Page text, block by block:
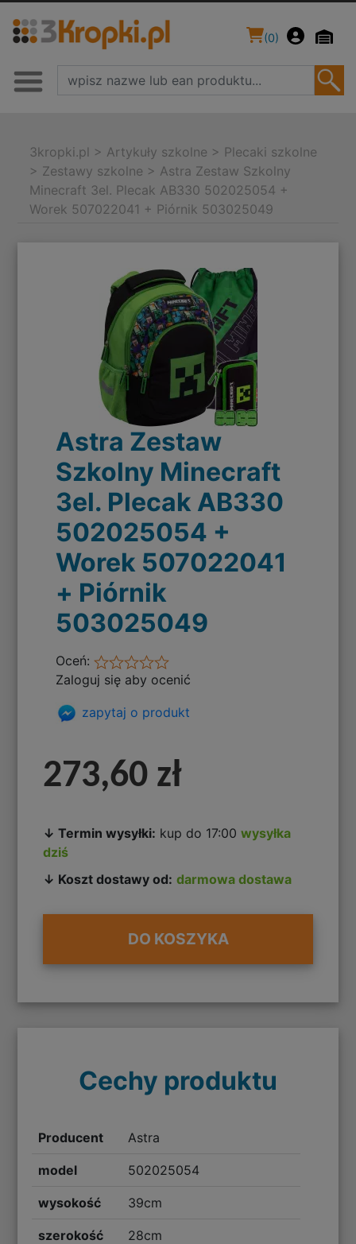
(0)
3kropki.pl > Artykuły szkolne > Plecaki szkolne
> Zestawy szkolne > Astra Zestaw Szkolny
Minecraft 3el. Plecak AB330 502025054 +
Worek 507022041 + Piórnik 503025049
Astra Zestaw
Szkolny Minecraft
3el. Plecak AB330
502025054 +
Worek 507022041
+ Piórnik
503025049
Oceń:
Zaloguj się aby ocenić
zapytaj o produkt
273,60 zł
↓ Termin wysyłki: kup do 17:00wysyłka
dziś
↓ Koszt dostawy od: darmowa dostawa
DO KOSZYKA
Cechy produktu
Producent Astra
model 502025054
wysokość 39cm
szerokość 28cm